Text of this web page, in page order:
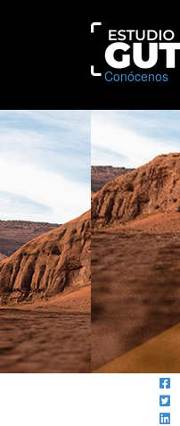
Estudio
Guti
Escuela
Online
Conócenos